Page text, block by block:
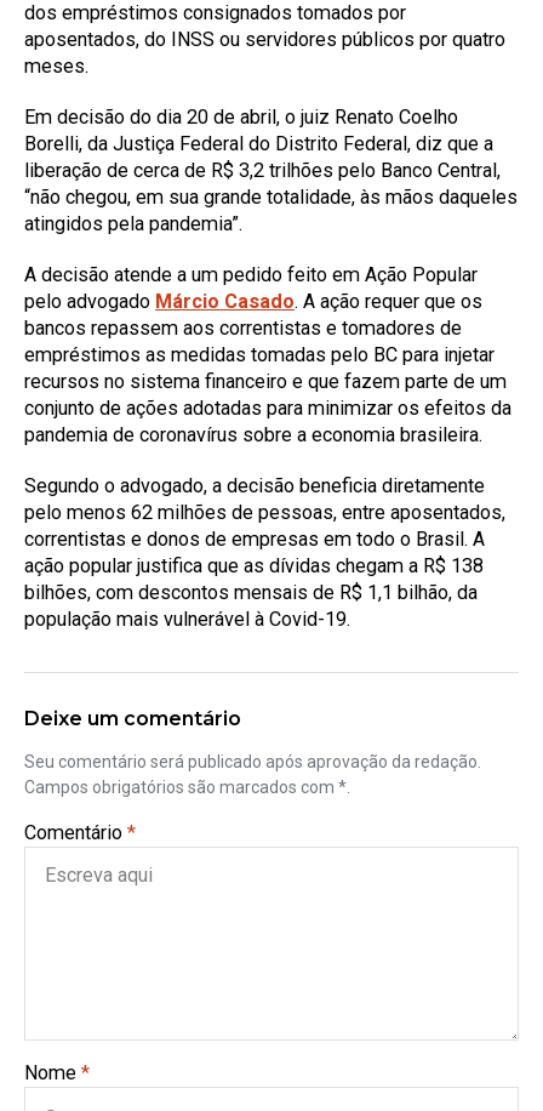
dos empréstimos consignados tomados por
aposentados, do INSS ou servidores públicos por quatro
meses.
Em decisão do dia 20 de abril, o juiz Renato Coelho
Borelli, da Justiça Federal do Distrito Federal, diz que a
liberação de cerca de R$ 3,2 trilhões pelo Banco Central,
“não chegou, em sua grande totalidade, às mãos daqueles
atingidos pela pandemia”.
A decisão atende a um pedido feito em Ação Popular
pelo advogado Márcio Casado. A ação requer que os
bancos repassem aos correntistas e tomadores de
empréstimos as medidas tomadas pelo BC para injetar
recursos no sistema financeiro e que fazem parte de um
conjunto de ações adotadas para minimizar os efeitos da
pandemia de coronavírus sobre a economia brasileira.
Segundo o advogado, a decisão beneficia diretamente
pelo menos 62 milhões de pessoas, entre aposentados,
correntistas e donos de empresas em todo o Brasil. A
ação popular justifica que as dívidas chegam a R$ 138
bilhões, com descontos mensais de R$ 1,1 bilhão, da
população mais vulnerável à Covid-19.
Deixe um comentário
Seu comentário será publicado após aprovação da redação.
Campos obrigatórios são marcados com *.
Comentário *
Nome *